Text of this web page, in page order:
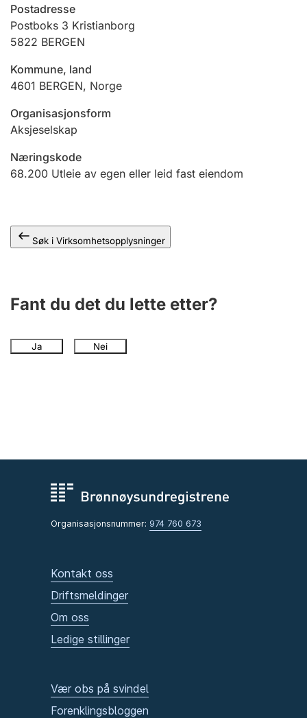
Ektepaktveileder
Andre tema
Postadresse
Postboks 3 Kristianborg
5822 BERGEN
Kommune, land
4601 BERGEN, Norge
Organisasjonsform
Aksjeselskap
Næringskode
68.200 Utleie av egen eller leid fast eiendom
Søk i Virksomhetsopplysninger
Fant du det du lette etter?
Ja Nei
Organisasjonsnummer: 974 760 673
Kontakt oss
Driftsmeldinger
Om oss
Ledige stillinger
Vær obs på svindel
Forenklingsbloggen